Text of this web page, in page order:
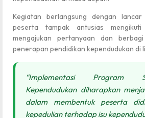
Kegiatan berlangsung dengan
peserta tampak antusias
mengajukan pertanyaan dan
penerapan pendidikan kependudukan di
“Implementasi Program
Kependudukan diharapkan
dalam membentuk peserta
kepedulian terhadap isu